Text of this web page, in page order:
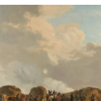
van het hout
uitgesneden
die uitnodigden tot
Het bleek
een gedeelte van
een houten
scheepskanon. Wat